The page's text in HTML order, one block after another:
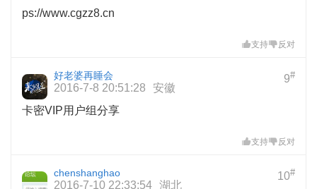
ps://www.cgzz8.cn
支持 反对
9#
好老婆再睡会
2016-7-8 20:51:28
安徽
卡密VIP用户组分享
支持 反对
10#
chenshanghao
2016-7-10 22:33:54 湖北